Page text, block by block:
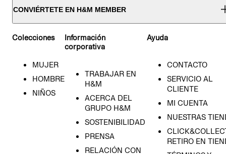
CONVIÉRTETE EN H&M MEMBER
Colecciones
MUJER
HOMBRE
NIÑOS
Información
corporativa
TRABAJAR EN
H&M
ACERCA DEL
GRUPO H&M
SOSTENIBILIDAD
PRENSA
RELACIÓN CON
Ayuda
CONTACTO
SERVICIO AL
CLIENTE
MI CUENTA
NUESTRAS
RETIRO EN